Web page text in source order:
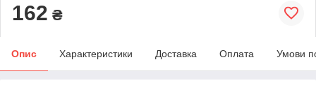
162 ₴
Опис Характеристики Доставка Оплата Умови